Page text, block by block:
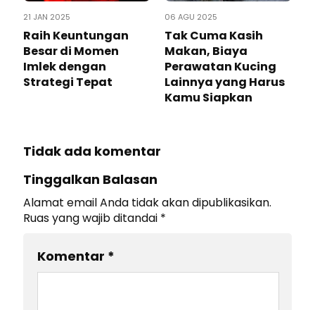
21 JAN 2025
Raih Keuntungan
Besar di Momen
Imlek dengan
Strategi Tepat
06 AGU 2025
Tak Cuma Kasih
Makan, Biaya
Perawatan Kucing
Lainnya yang Harus
Kamu Siapkan
Tidak ada komentar
Tinggalkan Balasan
Alamat email Anda tidak akan dipublikasikan.
Ruas yang wajib ditandai *
Komentar *